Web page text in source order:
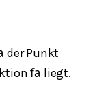
der Punkt
fa liegt.